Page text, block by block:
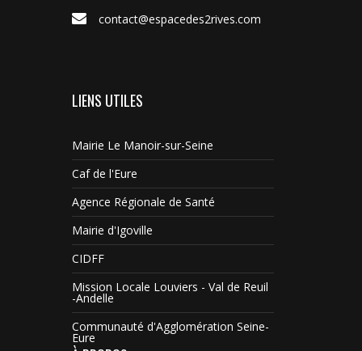
contact@espacedes2rives.com
LIENS UTILES
Mairie Le Manoir-sur-Seine
Caf de l'Eure
Agence Régionale de Santé
Mairie d'Igoville
CIDFF
Mission Locale Louviers - Val de Reuil
-Andelle
Communauté d'Agglomération Seine-
Eure